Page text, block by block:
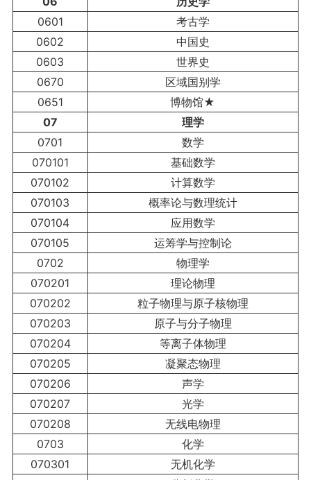
0601
考古学
0602
中国史
0603
世界史
0670
区域国别学
0651
博物馆★
07
理学
0701
数学
070101
基础数学
070102
计算数学
070103
概率论与数理统计
070104
应用数学
070105
运筹学与控制论
0702
物理学
070201
理论物理
070202
粒子物理与原子核物理
070203
原子与分子物理
070204
等离子体物理
070205
凝聚态物理
070206
声学
070207
光学
070208
无线电物理
0703
化学
070301
无机化学